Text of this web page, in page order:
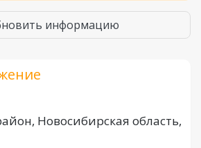
информацию
Новосибирская область,